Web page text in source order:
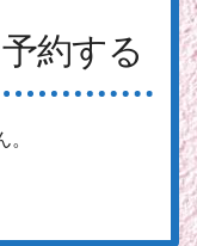
約する